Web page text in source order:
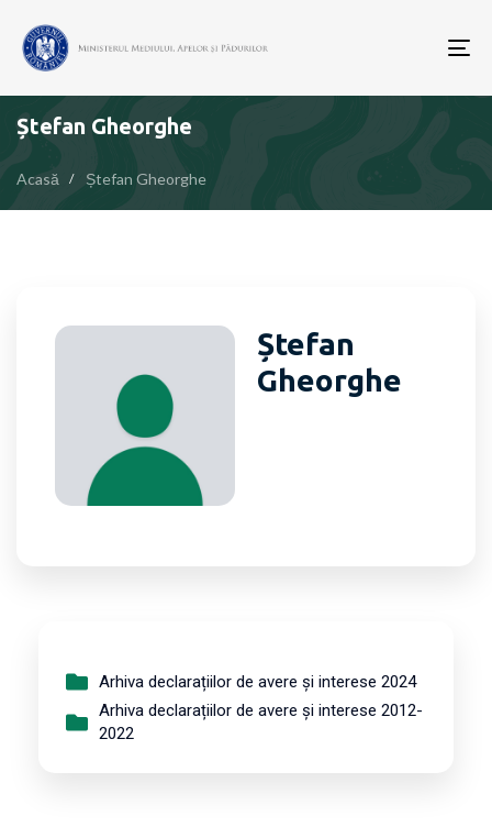
Ștefan Gheorghe
Acasă Ștefan Gheorghe
Ștefan
Gheorghe
Arhiva declarațiilor de avere și interese 2024
Arhiva declarațiilor de avere și interese 2012-
2022